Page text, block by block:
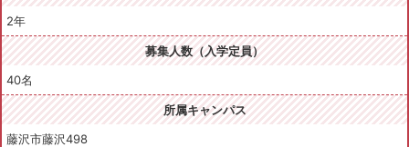
2年
募集人数（入学定員）
40名
所属キャンパス
藤沢市藤沢498